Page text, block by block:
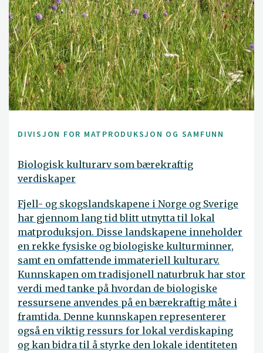
DIVISJON FOR MATPRODUKSJON OG SAMFUNN
Biologisk kulturarv som bærekraftig
verdiskaper
Fjell- og skogslandskapene i Norge og Sverige
har gjennom lang tid blitt utnytta til lokal
matproduksjon. Disse landskapene inneholder
en rekke fysiske og biologiske kulturminner,
samt en omfattende immateriell kulturarv.
Kunnskapen om tradisjonell naturbruk har stor
verdi med tanke på hvordan de biologiske
ressursene anvendes på en bærekraftig måte i
framtida. Denne kunnskapen representerer
også en viktig ressurs for lokal verdiskaping
og kan bidra til å styrke den lokale identiteten